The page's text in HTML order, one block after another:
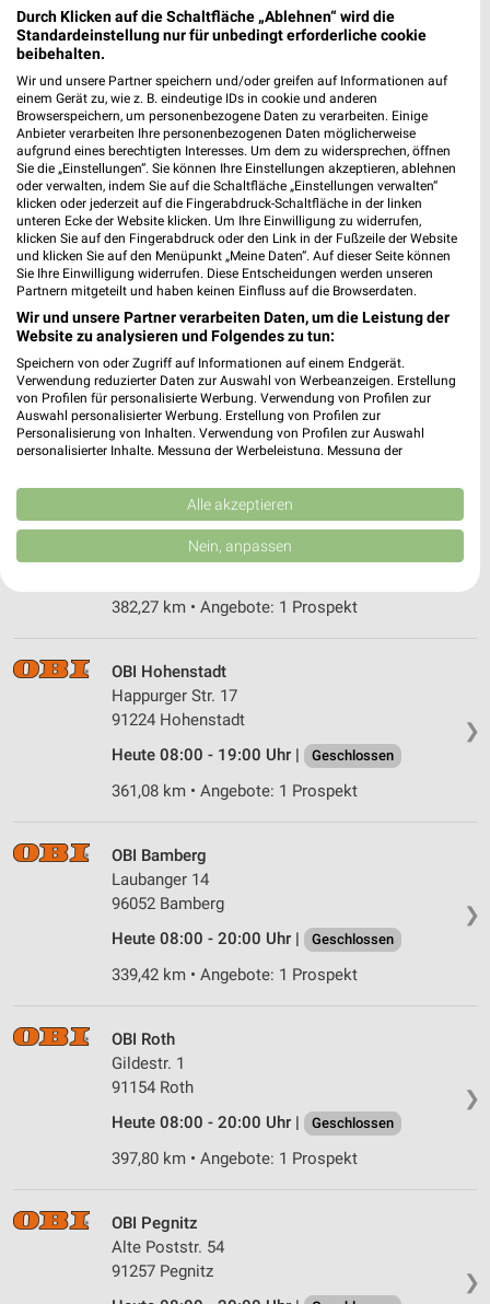
Heute 08:00 - 19:00 Uhr | Geschlossen
OBI Schwabach
Nürnberger Str. 86
91126 Schwabach
Heute 08:00 - 20:00 Uhr | Geschlossen
391,11 km • Angebote: 1 Prospekt
Riedweg 11
Heute 08:00 - 20:00 Uhr | Geschlossen
381,33 km • Angebote: 1 Prospekt
OBI Schwarzenbruck
Bahnhofstr. 2
90592 Schwarzenbruck
382,27 km • Angebote: 1 Prospekt
❯
OBI Hohenstadt
Happurger Str. 17
91224 Hohenstadt
Heute 08:00 - 19:00 Uhr |
Geschlossen
361,08 km • Angebote: 1 Prospekt
❯
OBI Bamberg
Laubanger 14
96052 Bamberg
Heute 08:00 - 20:00 Uhr |
Geschlossen
339,42 km • Angebote: 1 Prospekt
❯
OBI Roth
Gildestr. 1
91154 Roth
Heute 08:00 - 20:00 Uhr |
Geschlossen
397,80 km • Angebote: 1 Prospekt
❯
OBI Pegnitz
Alte Poststr. 54
91257 Pegnitz
Durch Klicken auf die Schaltfläche „Ablehnen“ wird die
Standardeinstellung nur für unbedingt erforderliche cookie
beibehalten.
Wir und unsere Partner speichern und/oder greifen auf Informationen auf
einem Gerät zu, wie z. B. eindeutige IDs in cookie und anderen
Browserspeichern, um personenbezogene Daten zu verarbeiten. Einige
Anbieter verarbeiten Ihre personenbezogenen Daten möglicherweise
aufgrund eines berechtigten Interesses. Um dem zu widersprechen, öffnen
Sie die „Einstellungen“. Sie können Ihre Einstellungen akzeptieren, ablehnen
oder verwalten, indem Sie auf die Schaltfläche „Einstellungen verwalten“
klicken oder jederzeit auf die Fingerabdruck-Schaltfläche in der linken
unteren Ecke der Website klicken. Um Ihre Einwilligung zu widerrufen,
klicken Sie auf den Fingerabdruck oder den Link in der Fußzeile der Website
und klicken Sie auf den Menüpunkt „Meine Daten“. Auf dieser Seite können
Sie Ihre Einwilligung widerrufen. Diese Entscheidungen werden unseren
Partnern mitgeteilt und haben keinen Einfluss auf die Browserdaten.
Wir und unsere Partner verarbeiten Daten, um die Leistung der
Website zu analysieren und Folgendes zu tun:
Speichern von oder Zugriff auf Informationen auf einem Endgerät.
Verwendung reduzierter Daten zur Auswahl von Werbeanzeigen. Erstellung
von Profilen für personalisierte Werbung. Verwendung von Profilen zur
Auswahl personalisierter Werbung. Erstellung von Profilen zur
Personalisierung von Inhalten. Verwendung von Profilen zur Auswahl
personalisierter Inhalte. Messung der Werbeleistung. Messung der
Kombinationen von Daten aus verschiedenen Quellen. Entwicklung und
Verbesserung der Angebote. Verwendung reduzierter Daten zur Auswahl
von Inhalten.
Daten können außerhalb der Europäischen Union weitergegeben und in die
Website/App.
IAB-Verarbeitungszwecke:
Speichern von oder Zugriff auf Informationen
Werbeanzeigen
Erstellung von Profilen für personalisierte
Werbung
Verwendung von Profilen zur Auswahl
Erstellung von Profilen zur Personalisierung
von Inhalten
Verwendung von Profilen zur Auswahl
personalisierter Inhalte
Messung der Werbeleistung
Messung der Performance von Inhalten
Quellen
Entwicklung und Verbesserung der Angebote
Alle akzeptieren
Nein, anpassen